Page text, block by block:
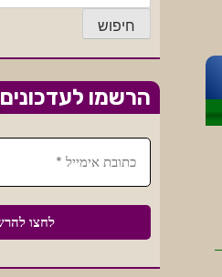
הרשמו לעדכונים